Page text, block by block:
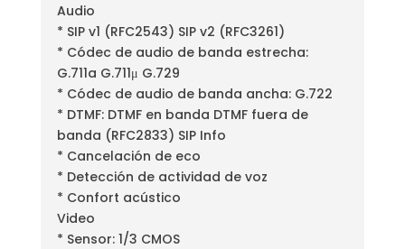
Audio
* SIP v1 (RFC2543) SIP v2 (RFC3261)
* Códec de audio de banda estrecha:
G.711a G.711μ G.729
* Códec de audio de banda ancha: G.722
* DTMF: DTMF en banda DTMF fuera de
banda (RFC2833) SIP Info
* Cancelación de eco
* Detección de actividad de voz
* Confort acústico
Video
* Sensor: 1/3 CMOS